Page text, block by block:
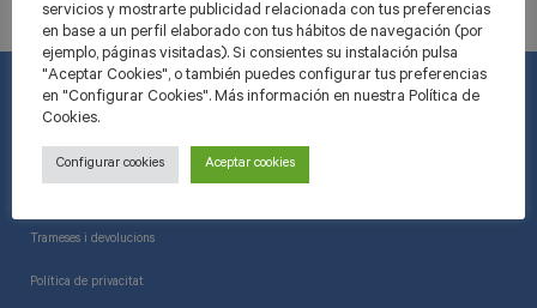
INFORMACIÓ
Trameses i devolucions
Política de privacitat
servicios y mostrarte publicidad relacionada con tus preferencias
en base a un perfil elaborado con tus hábitos de navegación (por
ejemplo, páginas visitadas). Si consientes su instalación pulsa
"Aceptar Cookies", o también puedes configurar tus preferencias
en "Configurar Cookies". Más información en nuestra Política de
Cookies.
Configurar cookies Aceptar cookies